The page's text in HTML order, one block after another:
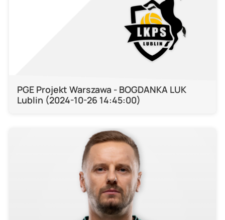
PGE Projekt Warszawa - BOGDANKA LUK
Lublin (2024-10-26 14:45:00)